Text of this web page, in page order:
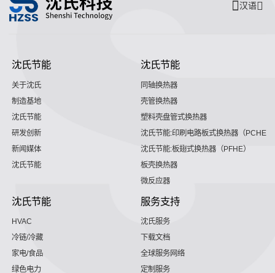
汉语
沈氏节能
关于沈氏
制造基地
沈氏节能
研发创新
新闻媒体
沈氏节能
沈氏节能
同轴换热器
壳管换热器
塑料壳盘管式换热器
沈氏节能:印刷电路板式换热器（PCHE）
沈氏节能:板翅式换热器（PFHE）
板壳换热器
微反应器
沈氏节能
HVAC
冷链/冷藏
家电/食品
绿色电力
服务支持
沈氏服务
下载文档
全球服务网络
定制服务